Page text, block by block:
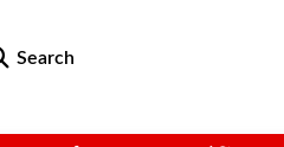
Search